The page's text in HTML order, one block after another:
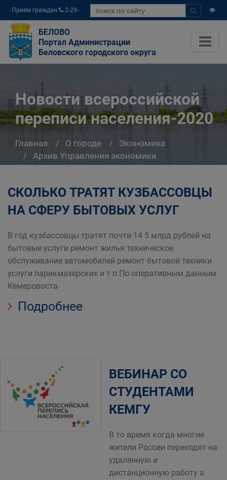
Прием граждан
2-29-
04
БЕЛОВО
Портал Администрации
Беловского городского округа
Новости всероссийской
переписи населения-2020
Главная О городе
Экономика
Архив Управления экономики
Новости всероссийской переписи
СКОЛЬКО ТРАТЯТ КУЗБАССОВЦЫ
НА СФЕРУ БЫТОВЫХ УСЛУГ
В год кузбассовцы тратят почти 14 5 млрд рублей на
бытовые услуги ремонт жилья техническое
обслуживание автомобилей ремонт бытовой техники
услуги парикмахерских и т п По оперативным данным
Кемеровоста
Подробнее
ВЕБИНАР СО
СТУДЕНТАМИ
КЕМГУ
В то время когда многие
жители России переходят на
удаленную и
дистанционную работу а